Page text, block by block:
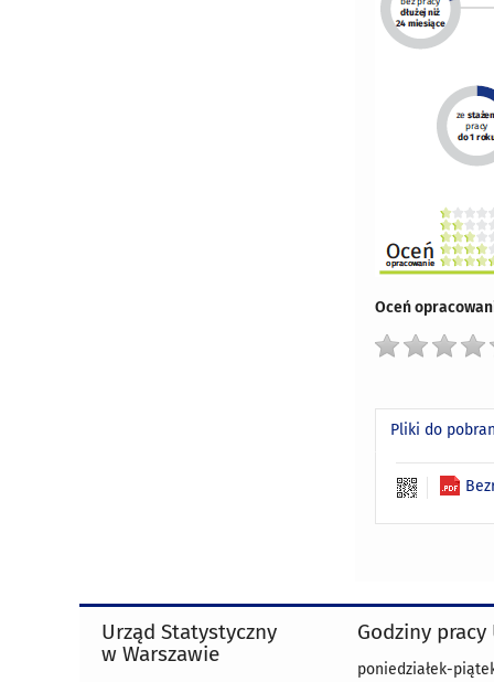
Oceń
Pliki do
Urząd Statystyczny
w Warszawie
Godziny pracy
poniedziałek-